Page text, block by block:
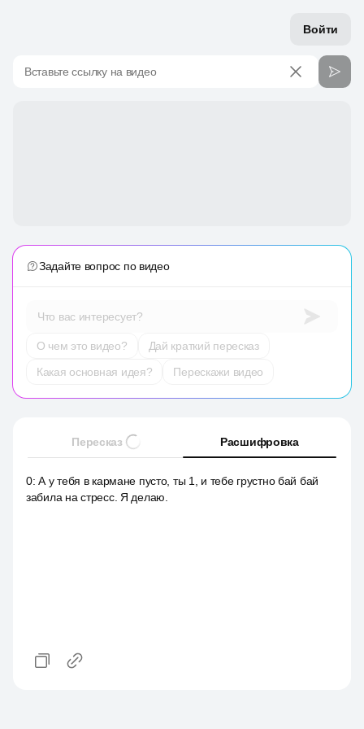
Войти
Вставьте ссылку на видео
Задайте вопрос по видео
Что вас интересует?
О чем это видео?
Дай краткий пересказ
Какая основная идея?
Перескажи видео
Пересказ Расшифровка
0:А у тебя в кармане пусто, ты 1, и тебе грустно бай бай
забила на стресс. Я делаю.